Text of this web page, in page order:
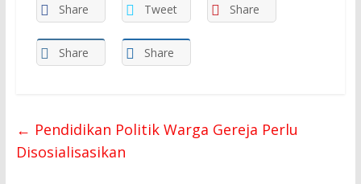
Share Tweet Share
Share Share
← Pendidikan Politik Warga Gereja Perlu
Disosialisasikan